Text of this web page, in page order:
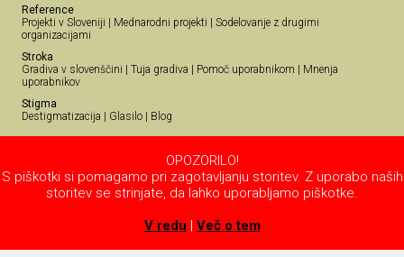
Reference
Projekti v Sloveniji
Mednarodni projekti
Sodelovanje z drugimi
organizacijami
Stroka
Gradiva v slovenščini
Tuja gradiva Pomoč uporabnikom
Mnenja
uporabnikov
Stigma
Destigmatizacija
Glasilo Blog
OPOZORILO!
S piškotki si pomagamo pri zagotavljanju storitev. Z uporabo naših
storitev se strinjate, da lahko uporabljamo piškotke.
V redu | Več o tem